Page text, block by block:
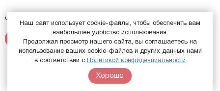
Чтобы подписаться на рассылку, сначала Войдите или
Зарегистрируйтесь
Наш сайт использует cookie-файлы, чтобы обеспечить вам
наибольшее удобство использования.
Продолжая просмотр нашего сайта, вы соглашаетесь на
использование ваших cookie-файлов и других данных нами
в соответствии с
Политикой конфиденциальности
Хорошо